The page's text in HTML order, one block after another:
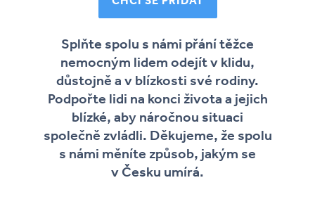
Splňte spolu s námi přání těžce
nemocným lidem odejít v klidu,
důstojně a v blízkosti své rodiny.
Podpořte lidi na konci života a jejich
blízké, aby náročnou situaci
společně zvládli. Děkujeme, že spolu
s námi měníte způsob, jakým se
v Česku umírá.